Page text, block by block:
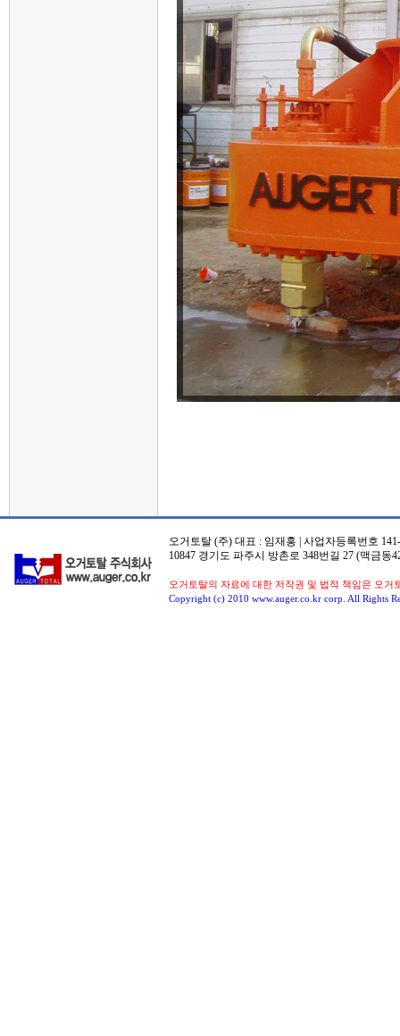
오거토탈 (주) 대표 : 임재홍 | 사업자등록번호
10847 경기도 파주시 방촌로 348번길 27 (맥금동
오거토탈의 자료에 대한 저작권 및 법적 책임은 오
Copyright (c) 2010 www.auger.co.kr corp. All Rights